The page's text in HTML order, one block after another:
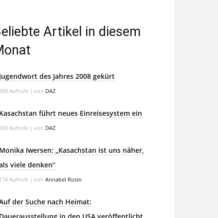
Artikel in diesem
des Jahres 2008 gekürt
Aufrufe | von DAZ
führt neues Einreisesystem ein
Aufrufe | von DAZ
Iwersen: „Kasachstan ist uns näher,
viele denken“
Aufrufe | von Annabel Rosin
der Suche nach Heimat: